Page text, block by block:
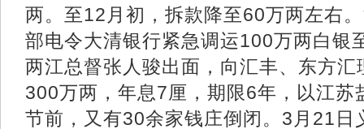
两。至12月初，拆款降至60万两左右
部电令大清银行紧急调运100万两白银
两江总督张人骏出面，向汇丰、东方
300万两，年息7厘，期限6年，以江
节前，又有30余家钱庄倒闭。3月21日